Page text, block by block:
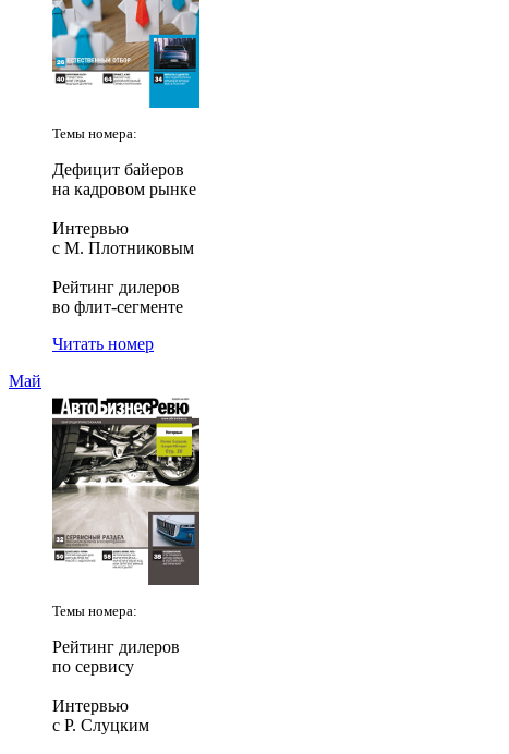
Темы номера:
Дефицит байеров
на кадровом рынке
Интервью
с М. Плотниковым
Рейтинг дилеров
во флит-сегменте
Читать номер
Май
Темы номера:
Рейтинг дилеров
по сервису
Интервью
с Р. Слуцким